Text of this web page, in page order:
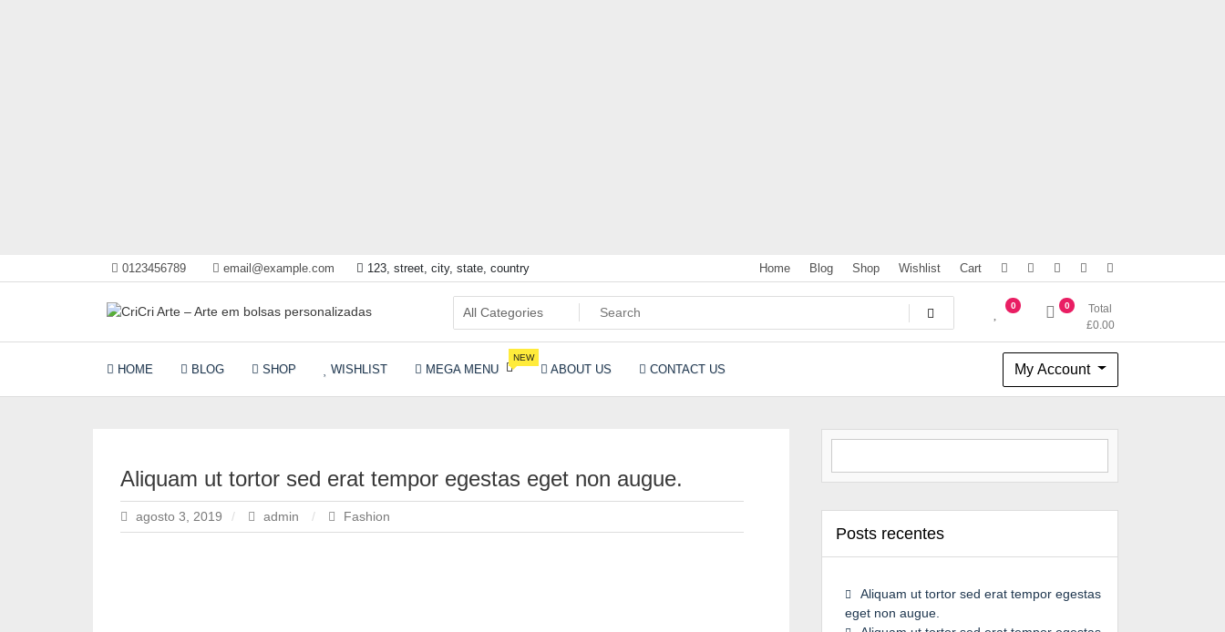
to
0123456789 email@example.com 123, street, city, state, country Home Blog Shop Wishlist Cart
CriCri Arte – Arte em
bolsas personalizadas
0 0
Total
£0.00
HOME BLOG SHOP WISHLIST MEGA MENU
NEW
ABOUT US CONTACT US My Account
Aliquam ut tortor sed erat tempor egestas eget non augue.
agosto 3, 2019 admin Fashion
Posts recentes
Aliquam ut tortor sed erat tempor egestas
eget non augue.